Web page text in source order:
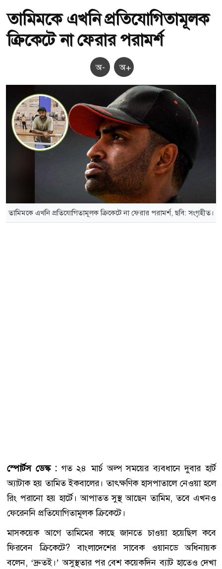
তামিমকে এখনি প্রতিযোগিতামূলক
ক্রিকেটে না ফেরার পরামর্শ
অ- অ+
তামিমকে এখনি প্রতিযোগিতামূলক ক্রিকেটে না ফেরার পরামর্শ, ছবি: সংগৃহীত।
স্পোর্টস ডেস্ক : গত ২৪ মার্চ অল্প সময়ের ব্যবধানে দুবার হার্ট
অ্যাটাক হয় তামিত ইকবালের। তাৎক্ষণিক হাসপাতালে নেওয়া হলে
রিং পরানো হয় হার্টে। আপাতত সুস্থ আছেন তামিম, তবে এখনও
ফেরেননি প্রতিযোগিতামূলক ক্রিকেটে।
মাসকয়েক আগে তামিমের কাছে জানতে চাওয়া হয়েছিল কবে
ফিরবেন ক্রিকেটে? বাংলাদেশের সাবেক ওয়ানডে অধিনায়ক
বলেন, ‘দ্রুতই।’ অসুস্থতার পর বেশ কয়েকদিন ব্যাট হাতেও দেখা